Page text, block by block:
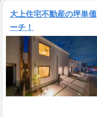
大上住宅不動産の坪単
ーチ！